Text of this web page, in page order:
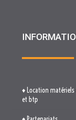
♦ Location matériels
et btp